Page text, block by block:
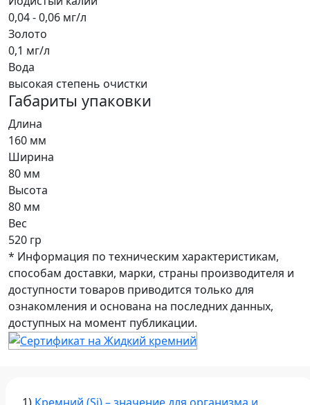
0,04 - 0,06 мг/л
Золото
0,1 мг/л
Вода
высокая степень очистки
Габариты упаковки
Длина
160 мм
Ширина
80 мм
Высота
80 мм
Вес
520 гр
* Информация по техническим характеристикам,
способам доставки, марки, страны производителя и
доступности товаров приводится только для
ознакомления и основана на последних данных,
доступных на момент публикации.
1) Кремний (Si) – значение для организма и